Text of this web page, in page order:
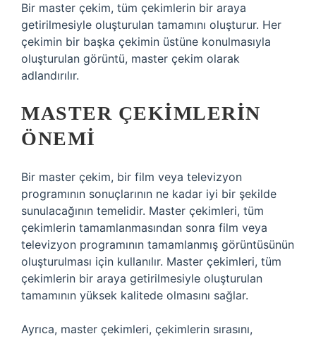
Bir master çekim, tüm çekimlerin bir araya
getirilmesiyle oluşturulan tamamını oluşturur. Her
çekimin bir başka çekimin üstüne konulmasıyla
oluşturulan görüntü, master çekim olarak
adlandırılır.
MASTER ÇEKIMLERIN
ÖNEMI
Bir master çekim, bir film veya televizyon
programının sonuçlarının ne kadar iyi bir şekilde
sunulacağının temelidir. Master çekimleri, tüm
çekimlerin tamamlanmasından sonra film veya
televizyon programının tamamlanmış görüntüsünün
oluşturulması için kullanılır. Master çekimleri, tüm
çekimlerin bir araya getirilmesiyle oluşturulan
tamamının yüksek kalitede olmasını sağlar.
Ayrıca, master çekimleri, çekimlerin sırasını,